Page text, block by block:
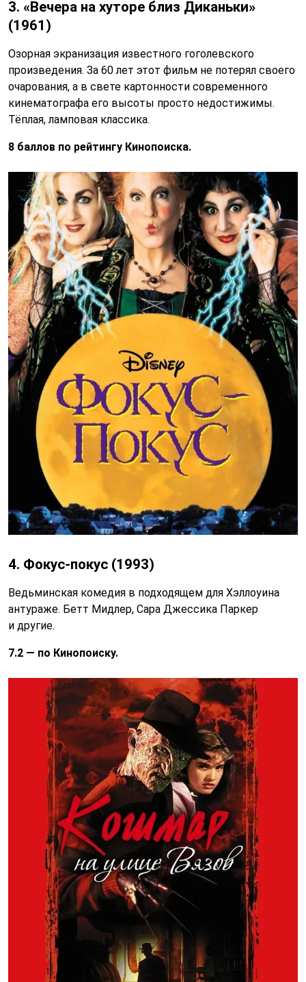
3. «Вечера на хуторе близ Диканьки»
(1961)
Озорная экранизация известного гоголевского
произведения. За 60 лет этот фильм не потерял своего
очарования, а в свете картонности современного
кинематографа его высоты просто недостижимы.
Тёплая, ламповая классика.
8 баллов по рейтингу Кинопоиска.
4. Фокус-покус (1993)
Ведьминская комедия в подходящем для Хэллоуина
антураже. Бетт Мидлер, Сара Джессика Паркер
и другие.
7.2 — по Кинопоиску.